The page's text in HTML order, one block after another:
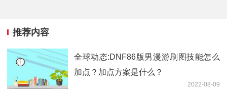
推荐内容
全球动态:DNF86版男漫游刷图技能怎么
加点？加点方案是什么？
2022-08-09